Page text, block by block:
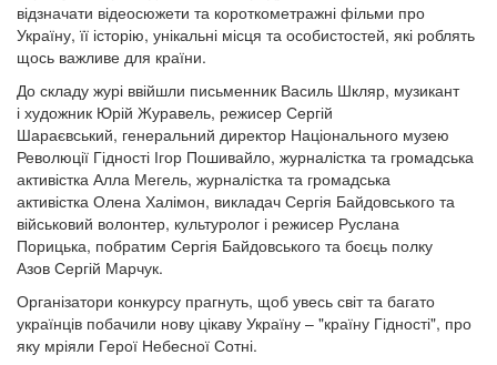
відзначати відеосюжети та короткометражні фільми про
Україну, її історію, унікальні місця та особистостей, які роблять
щось важливе для країни.
До складу журі ввійшли письменник Василь Шкляр, музикант
і художник Юрій Журавель, режисер Сергій
Шараєвський, генеральний директор Національного музею
Революції Гідності Ігор Пошивайло, журналістка та громадська
активістка Алла Мегель, журналістка та громадська
активістка Олена Халімон, викладач Сергія Байдовського та
військовий волонтер, культуролог і режисер Руслана
Порицька, побратим Сергія Байдовського та боєць полку
Азов Сергій Марчук.
Організатори конкурсу прагнуть, щоб увесь світ та багато
українців побачили нову цікаву Україну – "країну Гідності", про
яку мріяли Герої Небесної Сотні.